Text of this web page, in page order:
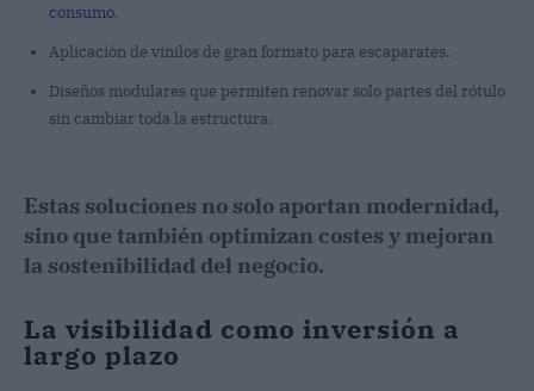
consumo.
Aplicación de vinilos de gran formato para escaparates.
Diseños modulares que permiten renovar solo partes del rótulo
sin cambiar toda la estructura.
Estas soluciones no solo aportan modernidad,
sino que también optimizan costes y mejoran
la sostenibilidad del negocio.
La visibilidad como inversión a
largo plazo